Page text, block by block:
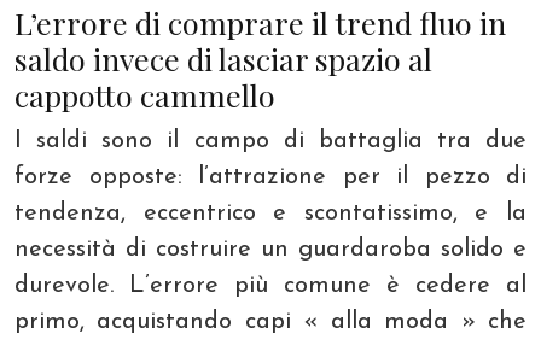
L’errore di comprare il trend fluo in
saldo invece di lasciar spazio al
cappotto cammello
I saldi sono il campo di battaglia tra due
forze opposte: l’attrazione per il pezzo di
tendenza, eccentrico e scontatissimo, e la
necessità di costruire un guardaroba solido e
durevole. L’errore più comune è cedere al
primo, acquistando capi « alla moda » che